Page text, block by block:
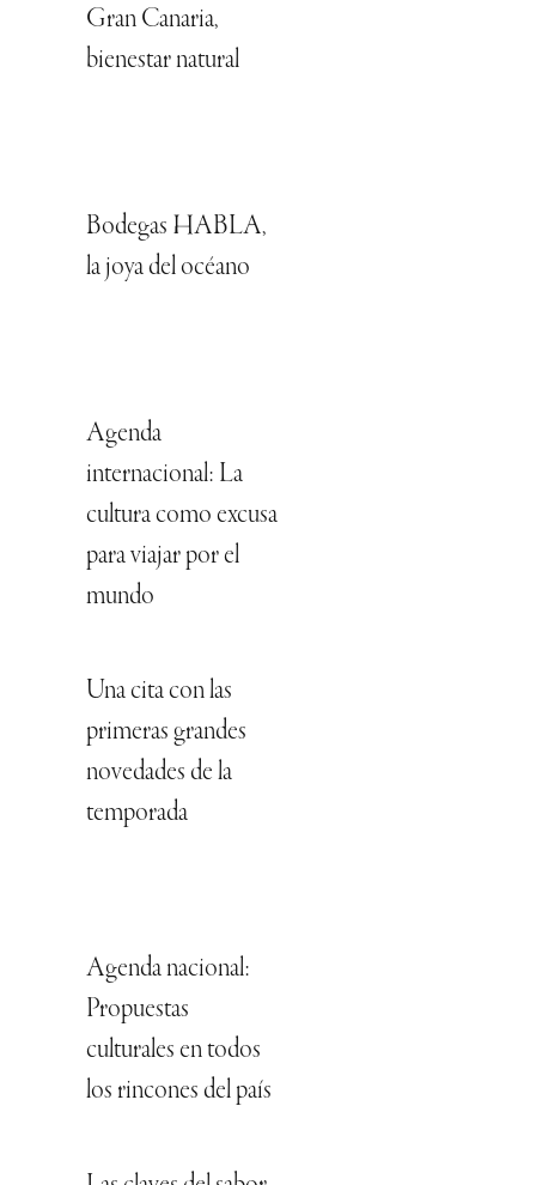
Gran Canaria,
bienestar natural
Bodegas HABLA,
la joya del océano
Agenda
internacional: La
cultura como excusa
para viajar por el
mundo
Una cita con las
primeras grandes
novedades de la
temporada
Agenda nacional:
Propuestas
culturales en todos
los rincones del país